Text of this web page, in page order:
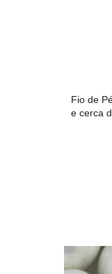
Fio de
e cerca